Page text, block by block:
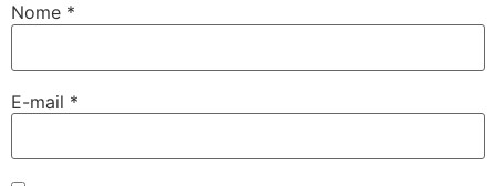
Nome *
E-mail *